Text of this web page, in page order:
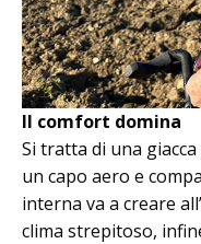
Il comfort domina
Si tratta di una
un capo aero e
interna va a creare
clima strepitoso,